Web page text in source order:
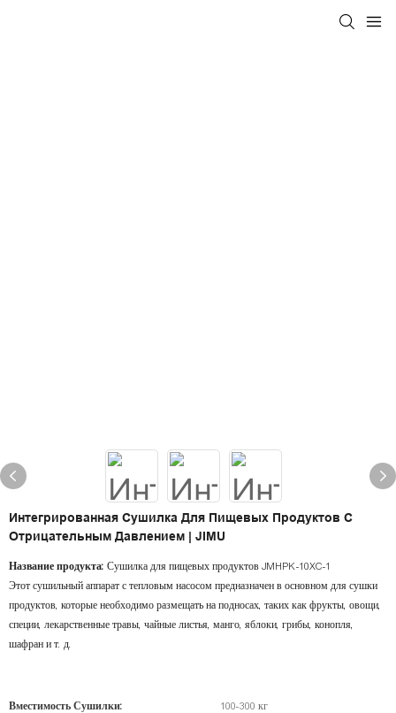
Интегрированная Сушилка Для Пищевых Продуктов С
Отрицательным Давлением | JIMU
Название продукта: Сушилка для пищевых продуктов JMHPK-10XC-1
Этот сушильный аппарат с тепловым насосом предназначен в основном для сушки
продуктов, которые необходимо размещать на подносах, таких как фрукты, овощи,
специи, лекарственные травы, чайные листья, манго, яблоки, грибы, конопля,
шафран и т. д.
Вместимость Сушилки: 100-300 кг